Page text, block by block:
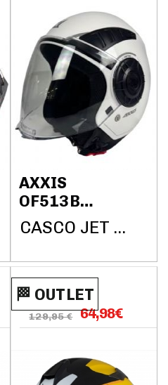
AXXIS
OF513B
METRO S
22.06 SOLID
PERLA
CASCO JET AXXIS HELMETS
🏁​​​​ OUTLET
129,95 € 64,98€